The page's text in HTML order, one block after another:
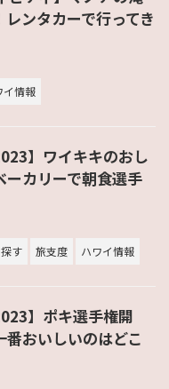
ンタカーで行ってき
イ情報
】ワイキキのおし
ーカリーで朝食選手
す 旅支度 ハワイ情報
】ポキ選手権開
おいしいのはどこ